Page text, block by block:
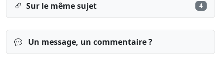
Sur le même sujet 4
Un message, un commentaire ?